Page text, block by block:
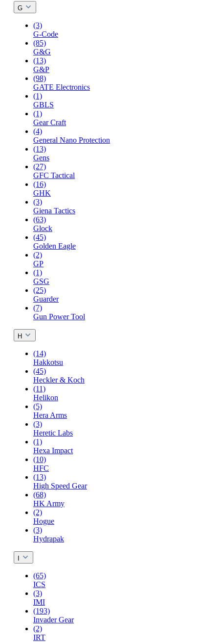
G
(3)
G-Code
(85)
G&G
(13)
G&P
(98)
GATE Electronics
(1)
GBLS
(1)
Gear Craft
(4)
General Nano Protection
(13)
Gens
(27)
GFC Tactical
(16)
GHK
(3)
Giena Tactics
(63)
Glock
(45)
Golden Eagle
(2)
GP
(1)
GSG
(25)
Guarder
(7)
Gun Power Tool
H
(14)
Hakkotsu
(45)
Heckler & Koch
(11)
Helikon
(5)
Hera Arms
(3)
Heretic Labs
(1)
Hexa Impact
(10)
HFC
(13)
High Speed Gear
(68)
HK Army
(2)
Hogue
(3)
Hydrapak
I
(65)
ICS
(3)
IMI
(193)
Invader Gear
(2)
IRT